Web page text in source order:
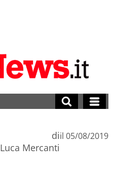
di
Luca Mercanti
il 05/08/2019